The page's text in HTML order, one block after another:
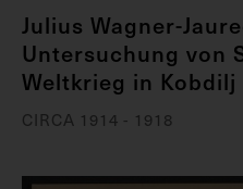
Julius Wagner-
Untersuchung von
Weltkrieg in Kobdilj
CIRCA 1914 - 1918